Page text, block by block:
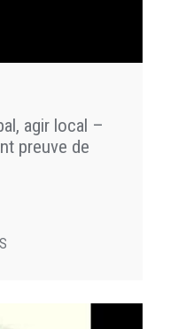
agir local –
preuve de